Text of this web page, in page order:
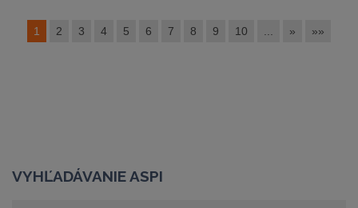
1 2 3 4 5 6 7 8 9 10 » »»
VYHĽADÁVANIE ASPI